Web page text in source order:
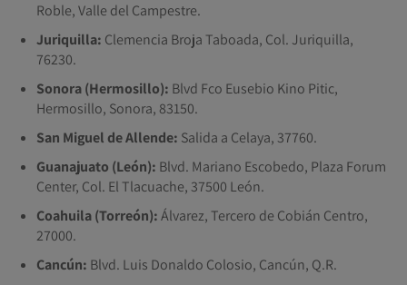
Roble, Valle del Campestre.
Juriquilla: Clemencia Broja Taboada, Col. Juriquilla,
76230.
Sonora (Hermosillo): Blvd Fco Eusebio Kino Pitic,
Hermosillo, Sonora, 83150.
San Miguel de Allende: Salida a Celaya, 37760.
Guanajuato (León): Blvd. Mariano Escobedo, Plaza Forum
Center, Col. El Tlacuache, 37500 León.
Coahuila (Torreón):Álvarez, Tercero de Cobián Centro,
27000.
Cancún: Blvd. Luis Donaldo Colosio, Cancún, Q.R.